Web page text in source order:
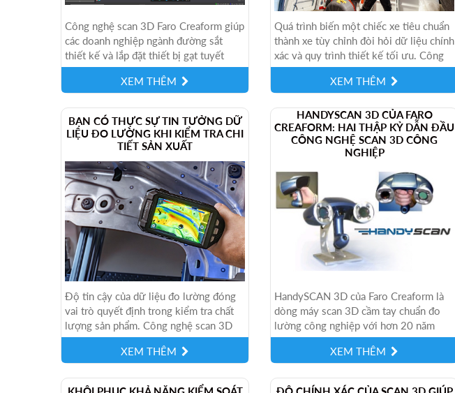
Công nghệ scan 3D Faro Creaform giúp
các doanh nghiệp ngành đường sắt
thiết kế và lắp đặt thiết bị gạt tuyết
chính xác hơn. Việc số hóa 3D các...
XEM THÊM
Quá trình biến một chiếc xe tiêu chuẩn
thành xe tùy chỉnh đòi hỏi dữ liệu chính
xác và quy trình thiết kế tối ưu. Công
nghệ scan 3D của Faro Creaform...
XEM THÊM
BẠN CÓ THỰC SỰ TIN TƯỞNG DỮ
LIỆU ĐO LƯỜNG KHI KIỂM TRA CHI
TIẾT SẢN XUẤT
Độ tin cậy của dữ liệu đo lường đóng
vai trò quyết định trong kiểm tra chất
lượng sản phẩm. Công nghệ scan 3D
của Faro Creaform giúp đảm bảo...
XEM THÊM
HANDYSCAN 3D CỦA FARO
CREAFORM: HAI THẬP KỶ DẪN ĐẦU
CÔNG NGHỆ SCAN 3D CÔNG
NGHIỆP
HandySCAN 3D của Faro Creaform là
dòng máy scan 3D cầm tay chuẩn đo
lường công nghiệp với hơn 20 năm
phát triển. Thiết bị mang lại độ chính
XEM THÊM